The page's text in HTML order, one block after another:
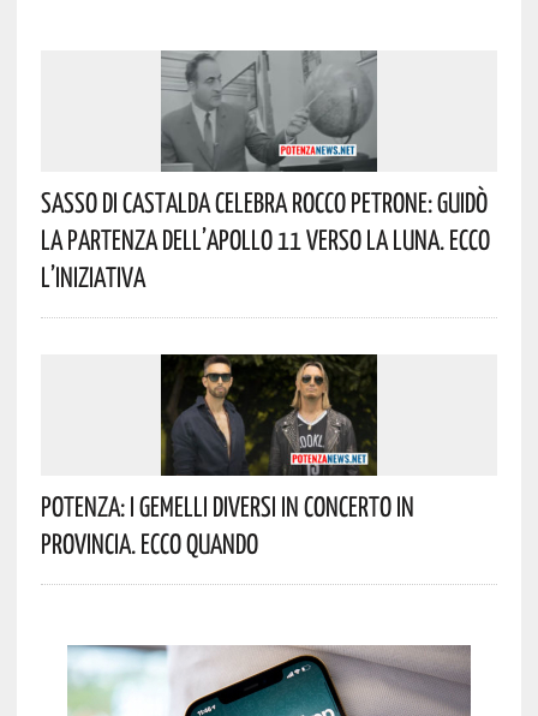
Sasso Di Castalda Celebra Rocco Petrone: Guidò
La Partenza Dell’Apollo 11 Verso La Luna. Ecco
L’iniziativa
Potenza: I Gemelli DiVersi In Concerto In
Provincia. Ecco Quando